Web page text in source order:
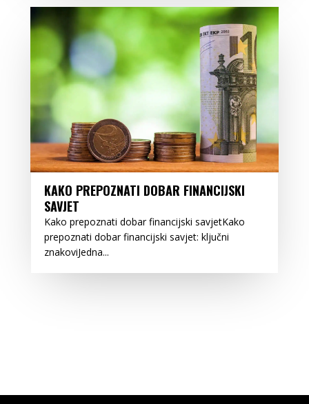
KAKO PREPOZNATI DOBAR FINANCIJSKI
SAVJET
Kako prepoznati dobar financijski savjetKako
prepoznati dobar financijski savjet: ključni
znakoviJedna...